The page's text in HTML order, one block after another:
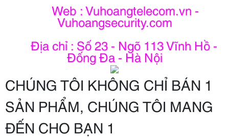
Web : Vuhoangtelecom.vn -
Vuhoangsecurity.com
Địa chỉ : Số 23 - Ngõ 113 Vĩnh Hồ -
Đống Đa - Hà Nội
CHÚNG TÔI KHÔNG CHỈ BÁN 1
SẢN PHẨM, CHÚNG TÔI MANG
ĐẾN CHO BẠN 1